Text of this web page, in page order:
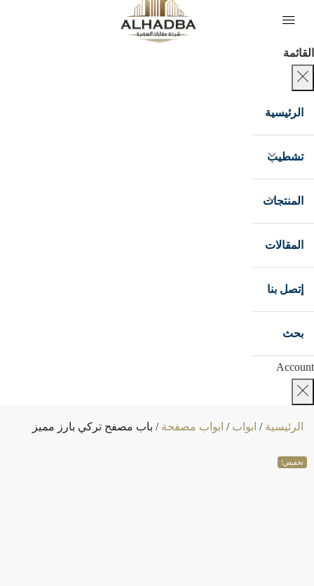
القائمة
الرئيسية
تشطيب
المنتجات
المقالات
إتصل بنا
بحث
Account
الرئيسية / ابواب / ابواب مصفحة / باب مصفح تركي بارز مميز
تخفيض!